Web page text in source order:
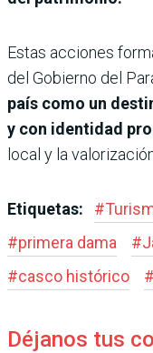
Estas acciones
del Gobierno del
país como un
y con identidad
local y la
Etiquetas: #
#primera dama #
#casco histórico #
Déjanos tus